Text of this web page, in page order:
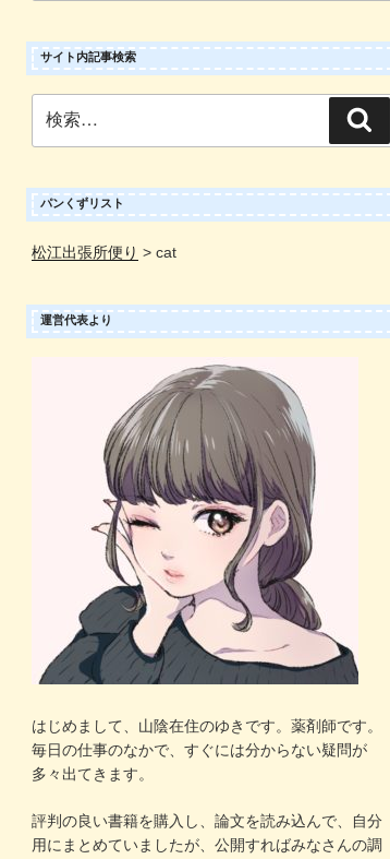
カ
イ
サイト内記事検索
索:
索
パンくずリスト
松江出張所便り >cat
運営代表より
はじめまして、山陰在住のゆきです。薬剤師です。
毎日の仕事のなかで、すぐには分からない疑問が
多々出てきます。
評判の良い書籍を購入し、論文を読み込んで、自分
用にまとめていましたが、公開すればみなさんの調